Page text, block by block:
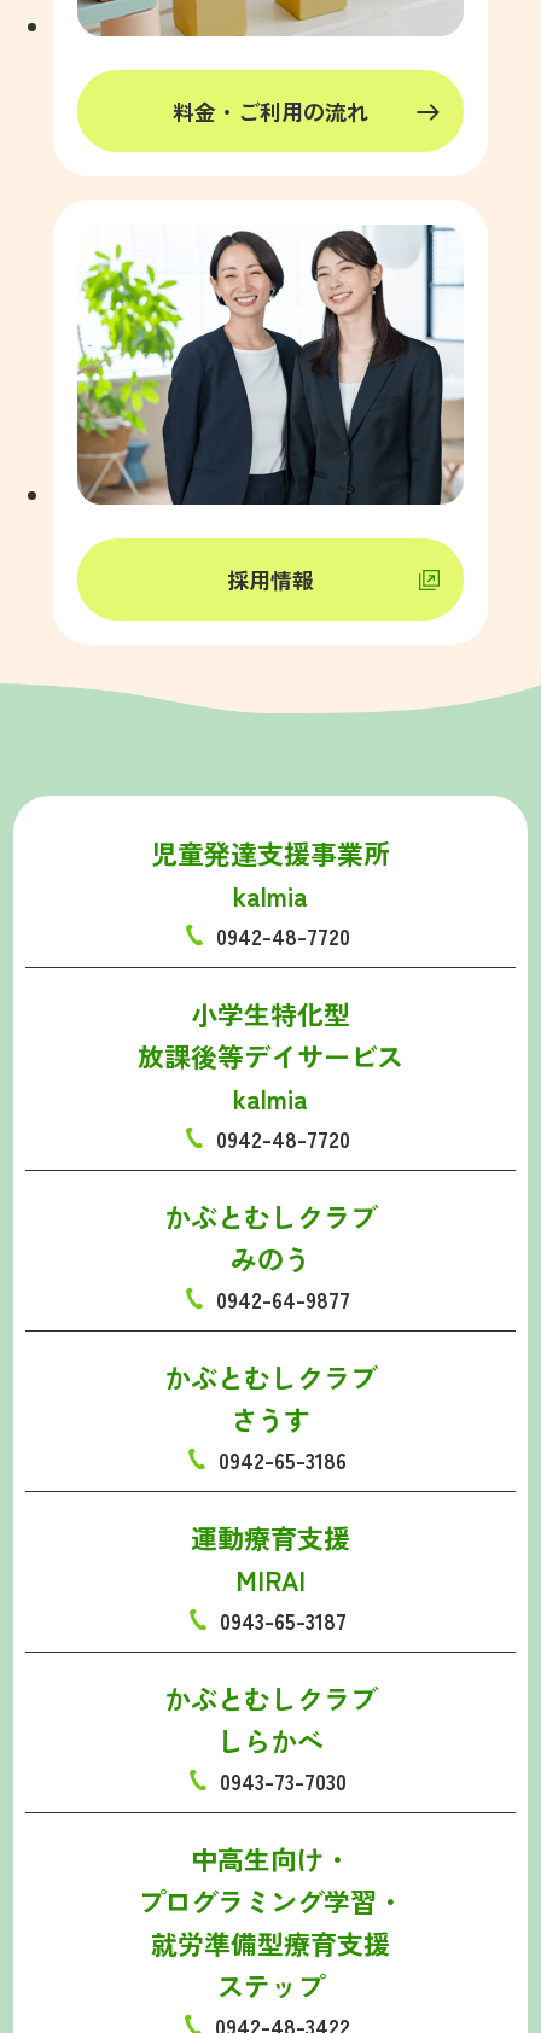
料金・ご利用の流れ
採用情報
児童発達支援事業所
kalmia
0942-48-7720
小学生特化型
放課後等デイサービス
kalmia
0942-48-7720
かぶとむしクラブ
みのう
0942-64-9877
かぶとむしクラブ
さうす
0942-65-3186
運動療育支援
MIRAI
0943-65-3187
かぶとむしクラブ
しらかべ
0943-73-7030
中高生向け・
プログラミング学習・
就労準備型療育支援
ステップ
0942-48-3422